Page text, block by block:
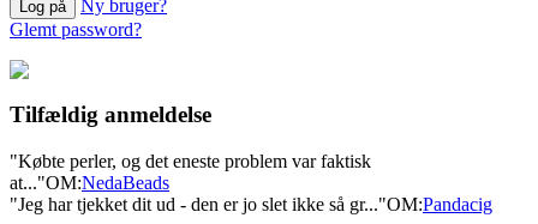
Ny bruger?
Glemt password?
Tilfældig anmeldelse
"Købte perler, og det eneste problem var faktisk
at..."OM:NedaBeads
"Jeg har tjekket dit ud - den er jo slet ikke så gr..."OM:Pandacig